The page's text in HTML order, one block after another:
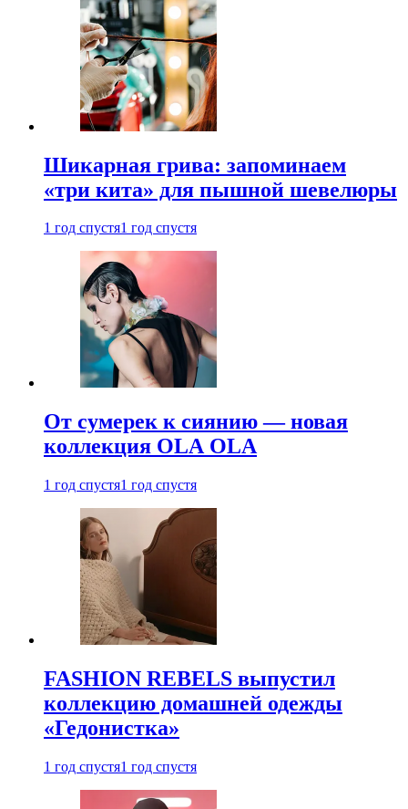
Шикарная грива: запоминаем
«три кита» для пышной шевелюры
1 год спустя1 год спустя
От сумерек к сиянию — новая
коллекция OLA OLA
1 год спустя1 год спустя
FASHION REBELS выпустил
коллекцию домашней одежды
«Гедонистка»
1 год спустя1 год спустя